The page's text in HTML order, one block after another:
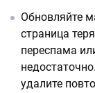
Обновляйте
страница
переспама
удалите